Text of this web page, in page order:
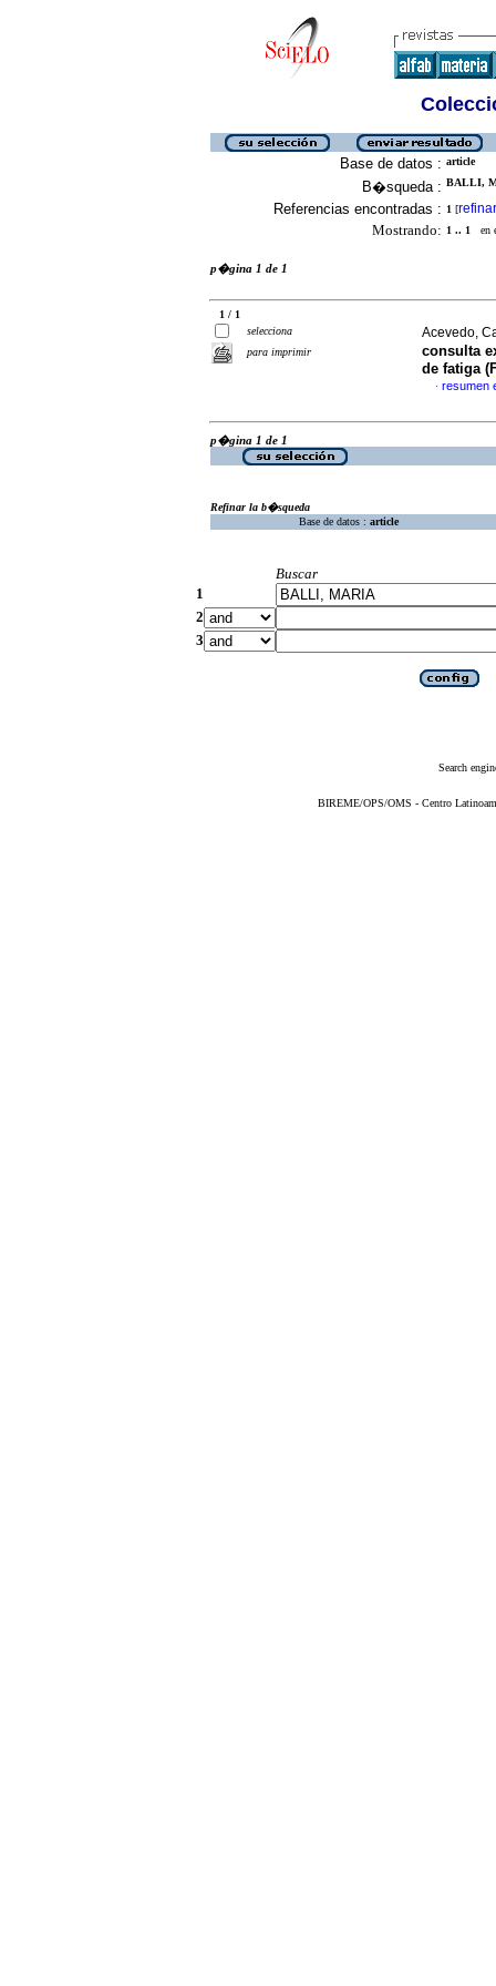
Base de datos : article
B�squeda : BALLI,
Referencias encontradas : 1 [refinar
Mostrando: 1 .. 1 en
p�gina 1 de 1
1 / 1
selecciona
para imprimir
Acevedo,
consulta
de fatiga
· resumen
p�gina 1 de 1
Refinar la b�squeda
Base de datos : article
Buscar
1
2
3
Search
BIREME/OPS/OMS - Centro